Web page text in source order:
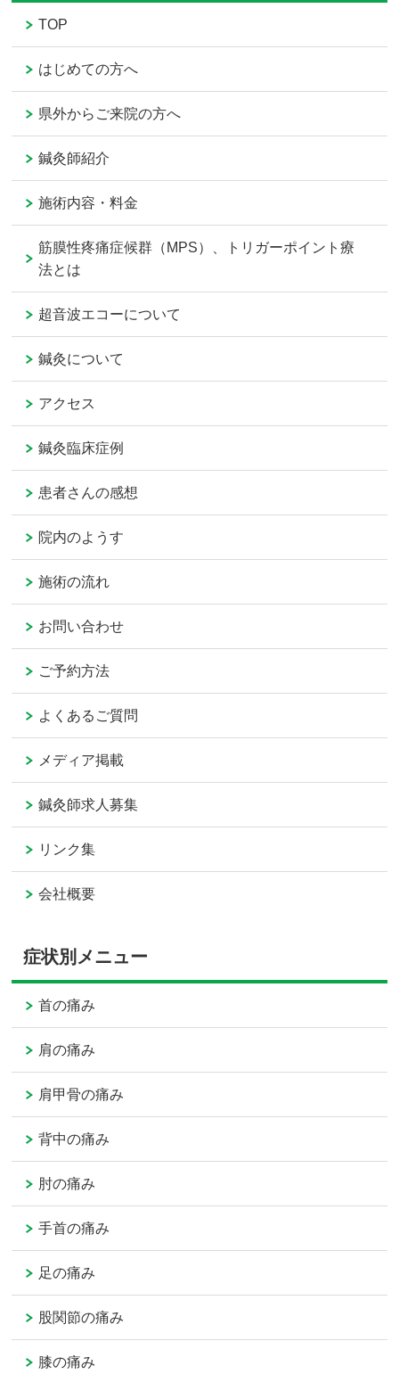
TOP
はじめての方へ
県外からご来院の方へ
鍼灸師紹介
施術内容・料金
筋膜性疼痛症候群（MPS）、トリガーポイント療
法とは
超音波エコーについて
鍼灸について
アクセス
鍼灸臨床症例
患者さんの感想
院内のようす
施術の流れ
お問い合わせ
ご予約方法
よくあるご質問
メディア掲載
鍼灸師求人募集
リンク集
会社概要
症状別メニュー
首の痛み
肩の痛み
肩甲骨の痛み
背中の痛み
肘の痛み
手首の痛み
足の痛み
股関節の痛み
膝の痛み